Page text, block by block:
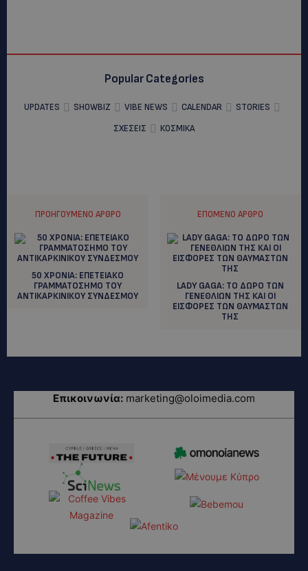
Popular Categories
UPDATES SHOWBIZ VIBE NEWS CALENDAR
STORIES
ΣΧΕΣΕΙΣ
ΚΟΣΜΙΚΑ
ΠΡΟΗΓΟΎΜΕΝΟ ΆΡΘΡΟ
50 ΧΡΟΝΙΑ: EΠΕΤΕΙΑΚΟ
ΓΡΑΜΜΑΤΟΣΗΜΟ ΤΟΥ
ΑΝΤΙΚΑΡΚΙΝΙΚΟΥ ΣΥΝΔΕΣΜΟΥ
ΕΠΌΜΕΝΟ ΆΡΘΡΟ
LADY GAGA: TO ΔΩΡΟ ΤΩΝ
ΓΕΝΕΘΛΙΩΝ ΤΗΣ ΚΑΙ ΟΙ
ΕΙΣΦΟΡΕΣ ΤΩΝ ΘΑΥΜΑΣΤΩΝ
ΤΗΣ
Επικοινωνία: marketing@oloimedia.com